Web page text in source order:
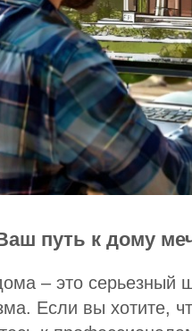
путь к дому
– это серьезный
Если вы хотите,
КОММЕРЧЕСКАЯ
НЕДВИЖИМОСТЬ